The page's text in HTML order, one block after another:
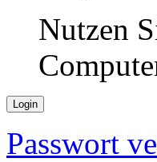
Nutzen
Passwort